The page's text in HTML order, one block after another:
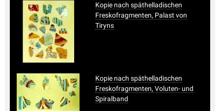
Kopie nach späthelladischen
Freskofragmenten, Palast von
Tiryns
Kopie nach späthelladischen
Freskofragmenten, Voluten- und
Spiralband